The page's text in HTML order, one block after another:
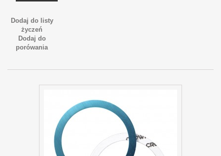
Dodaj do listy
życzeń
Dodaj do
porówania